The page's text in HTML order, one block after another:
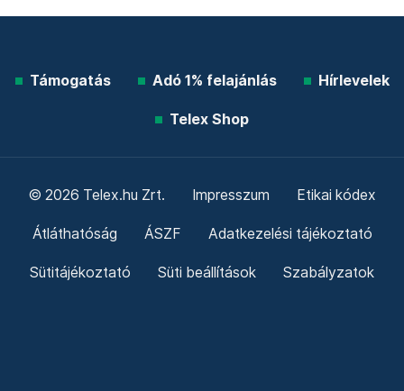
Támogatás Adó 1% felajánlás Hírlevelek
Telex Shop
© 2026 Telex.hu Zrt. Impresszum Etikai kódex
Átláthatóság ÁSZF Adatkezelési tájékoztató
Sütitájékoztató Süti beállítások Szabályzatok